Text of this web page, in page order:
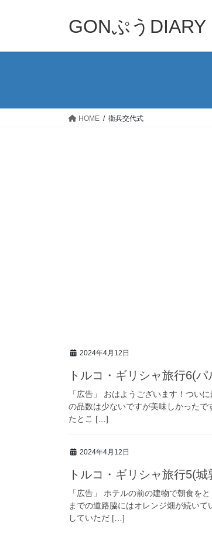
GONぷうDIARY
HOME 衛兵交代式
2024年4月12日
トルコ・ギリシャ旅行6(
「広告」 おはようございます！つい
の品数は少ないですが美味しかった
たとこ […]
2024年4月12日
トルコ・ギリシャ旅行5(
「広告」 ホテルの前の建物で朝食を
までの道路脇にはオレンジ畑が続い
していただ […]